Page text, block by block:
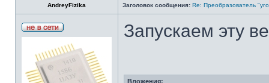
AndreyFizika Заголовок сообщения: Re: Преобразователь
Запускаем эту
Вложения: